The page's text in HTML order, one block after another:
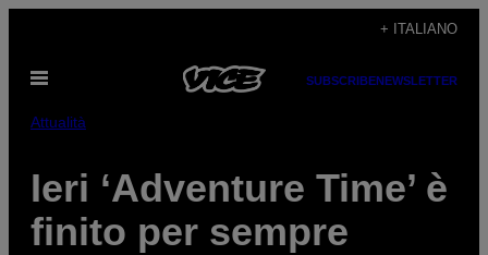
contenuto
+ ITALIANO
Apri
SUBSCRIBENEWSLETTER
Attualità
Ieri ‘Adventure Time’ è
finito per sempre